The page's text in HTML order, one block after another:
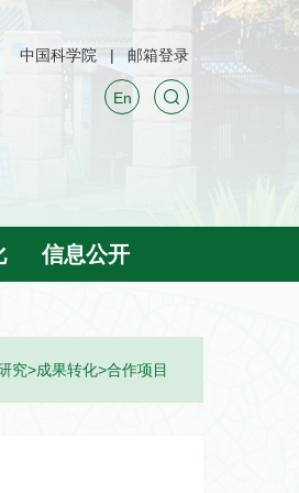
中国科学院 邮箱登录
En
信息公开
究>成果转化>合作项目